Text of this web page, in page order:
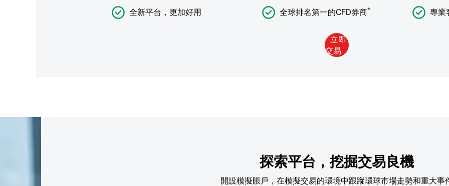
全新平台，更加好用 全球排名第一的CFD券商* 專業
探索平台，挖掘交易良機
開設模擬賬戶，在模擬交易的環境中跟蹤環球市場走勢和重大事